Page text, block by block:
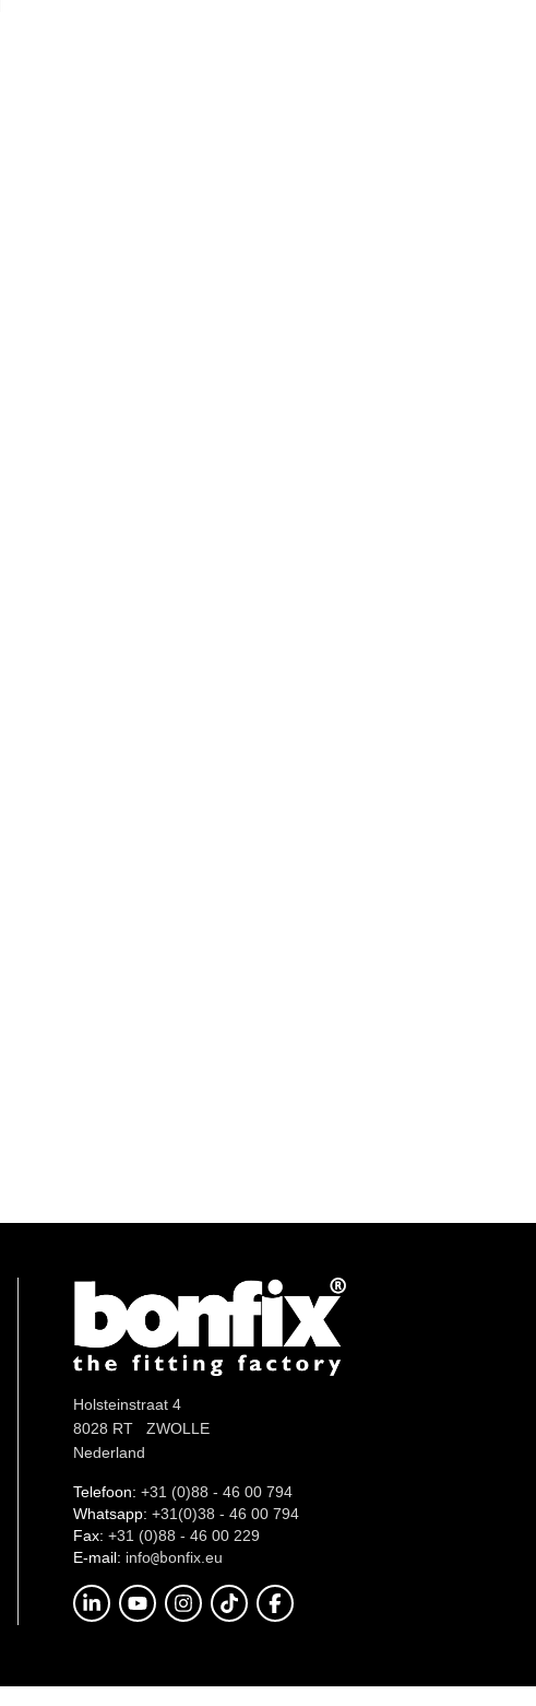
Holsteinstraat 4
8028 RT ZWOLLE
Nederland
Telefoon: +31 (0)88 - 46 00 794
Whatsapp: +31(0)38 - 46 00 794
Fax: +31 (0)88 - 46 00 229
E-mail: info@bonfix.eu